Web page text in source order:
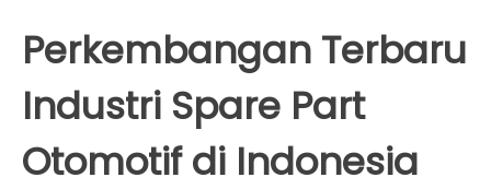
Perkembangan Terbaru
Industri Spare Part
Otomotif di Indonesia